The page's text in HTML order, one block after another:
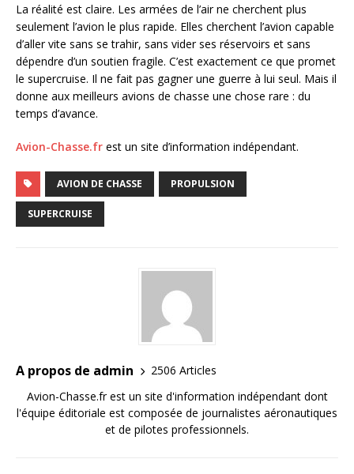
La réalité est claire. Les armées de l’air ne cherchent plus
seulement l’avion le plus rapide. Elles cherchent l’avion capable
d’aller vite sans se trahir, sans vider ses réservoirs et sans
dépendre d’un soutien fragile. C’est exactement ce que promet
le supercruise. Il ne fait pas gagner une guerre à lui seul. Mais il
donne aux meilleurs avions de chasse une chose rare : du
temps d’avance.
Avion-Chasse.fr est un site d’information indépendant.
AVION DE CHASSE PROPULSION
SUPERCRUISE
A propos de admin
2506 Articles
Avion-Chasse.fr est un site d'information indépendant dont
l'équipe éditoriale est composée de journalistes aéronautiques
et de pilotes professionnels.